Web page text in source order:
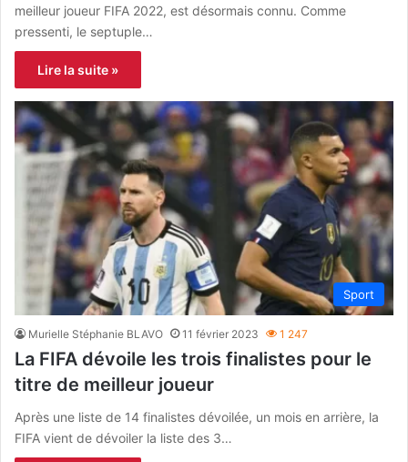
meilleur joueur FIFA 2022, est désormais connu. Comme
pressenti, le septuple…
Lire la suite »
Sport
Murielle Stéphanie BLAVO 11 février 2023 1 247
La FIFA dévoile les trois finalistes pour le
titre de meilleur joueur
Après une liste de 14 finalistes dévoilée, un mois en arrière, la
FIFA vient de dévoiler la liste des 3…